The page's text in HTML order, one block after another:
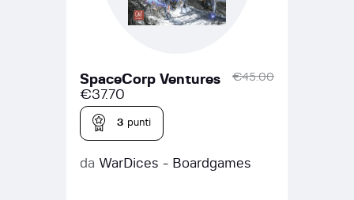
SpaceCorp Ventures €45.00
€37.70
3 punti
da WarDices - Boardgames